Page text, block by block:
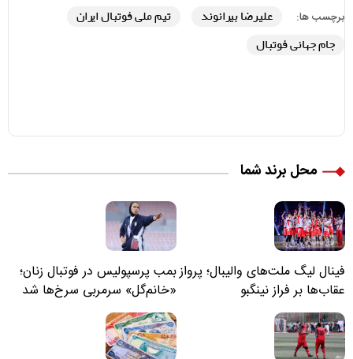
برچسب ها: علیرضا بیرانوند
تیم ملی فوتبال ایران
جام جهانی فوتبال
محل برند شما
فینال لیگ ملت‌های والیبال؛ پرواز
عقاب‌ها بر فراز نینگبو
بمب پرسپولیس در فوتبال زنان؛
«خانم‌گل» سرمربی سرخ‌ها شد